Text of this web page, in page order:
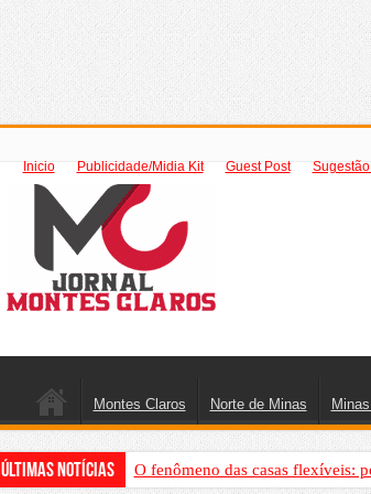
Inicio Publicidade/Midia Kit Guest Post
Montes Claros Norte de Minas
Últimas Notícias O fenômeno das casas flexíveis: